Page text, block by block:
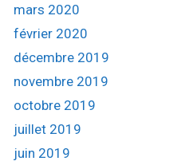
mars 2020
février 2020
décembre 2019
novembre 2019
octobre 2019
juillet 2019
juin 2019